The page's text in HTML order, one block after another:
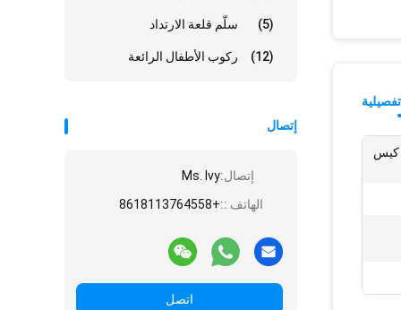
سلّم قلعة الارتداد (5)
ركوب الأطفال الرائعة (12)
إتصال
إتصال:Ms. Ivy
الهاتف ::+8618113764558
اتصل
كيس